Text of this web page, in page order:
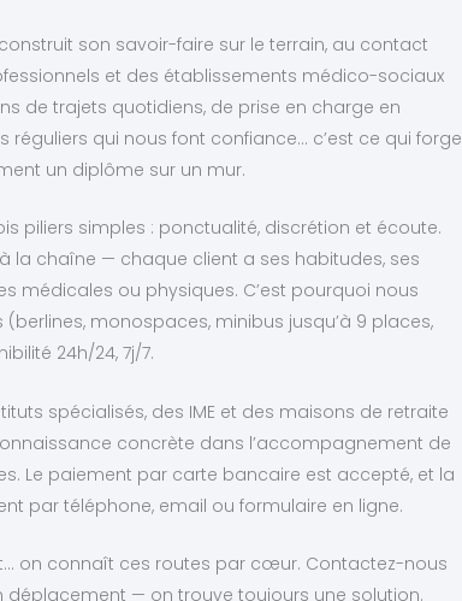
construit son savoir-faire sur le terrain, au contact
et des établissements médico-sociaux
de trajets quotidiens, de prise en charge en
réguliers qui nous font confiance… c’est ce qui forge
un diplôme sur un mur.
piliers simples : ponctualité, discrétion et écoute.
la chaîne — chaque client a ses habitudes, ses
médicales ou physiques. C’est pourquoi nous
monospaces, minibus jusqu’à 9 places,
24h/24, 7j/7.
spécialisés, des IME et des maisons de retraite
concrète dans l’accompagnement de
Le paiement par carte bancaire est accepté, et la
par téléphone, email ou formulaire en ligne.
on connaît ces routes par cœur. Contactez-nous
— on trouve toujours une solution.